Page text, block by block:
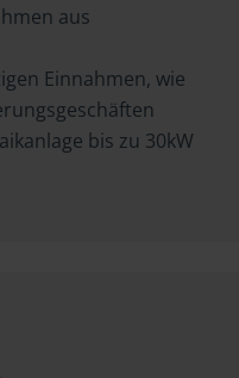
aus
Einnahmen, wie
bis zu 30kW